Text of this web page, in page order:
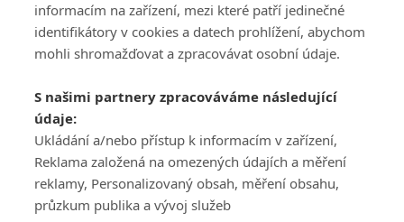
PŘIHLÁSIT
REGISTROVAT
DISKUZE
Šéfredaktorkou webu jePetr Slavík, e-mailserialy@fandimefilmu.cz
Máte-li zájem o inzerci na našem webu napište nám na e-mail
studio@koncal.com
Ochrana osobních údajů|Zásady používání cookies |Pravidla webu
Upravit nastavení soukromí
informacím na zařízení, mezi které patří jedinečné
identifikátory v cookies a datech prohlížení, abychom
mohli shromažďovat a zpracovávat osobní údaje.
S našimi partnery zpracováváme následující
údaje:
Ukládání a/nebo přístup k informacím v zařízení,
Reklama založená na omezených údajích a měření
reklamy, Personalizovaný obsah, měření obsahu,
průzkum publika a vývoj služeb